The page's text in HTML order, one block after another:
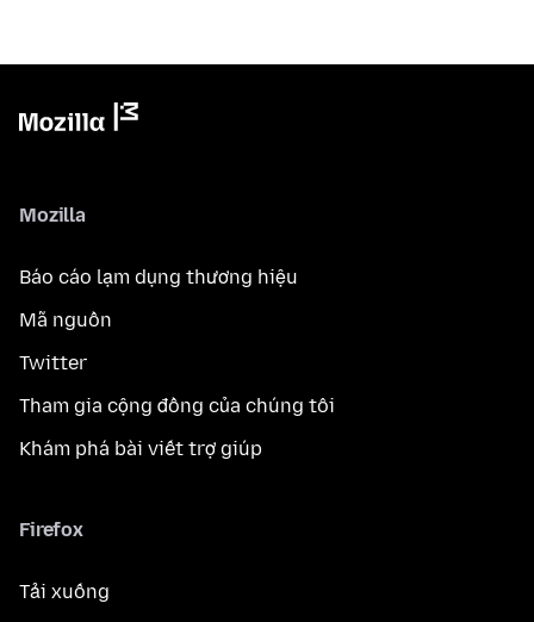
Mozilla
Báo cáo lạm dụng thương hiệu
Mã nguồn
Twitter
Tham gia cộng đồng của chúng tôi
Khám phá bài viết trợ giúp
Firefox
Tải xuống